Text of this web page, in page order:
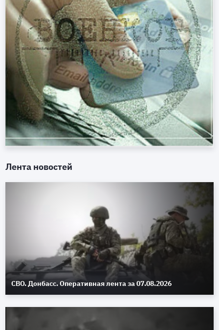
Лента новостей
СВО. Донбасс. Оперативная лента за 07.08.2026